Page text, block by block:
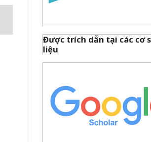
Được trích dẫn tại các cơ
liệu